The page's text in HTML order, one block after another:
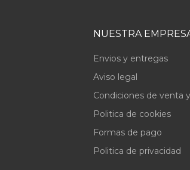
NUESTRA
Envios y entregas
Aviso legal
Condiciones de venta
Politica de cookies
Formas de pago
Politica de privacidad